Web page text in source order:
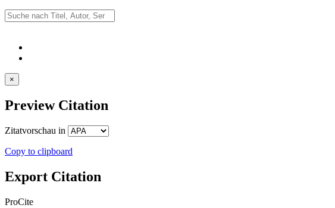
×
Preview Citation
Zitatvorschau in
Copy to clipboard
Export Citation
ProCite